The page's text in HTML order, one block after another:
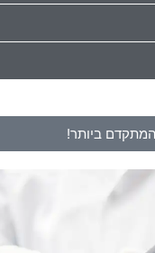
ביותר!